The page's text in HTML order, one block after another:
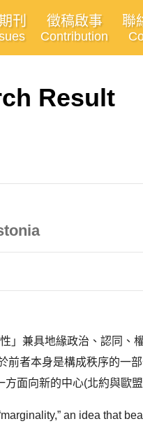
刊 徵稿啟事
Contribution
聯
Result
」兼具地緣政治、認同、
者本身是構成秩序的一
面向新的中心(北約與歐
an idea that